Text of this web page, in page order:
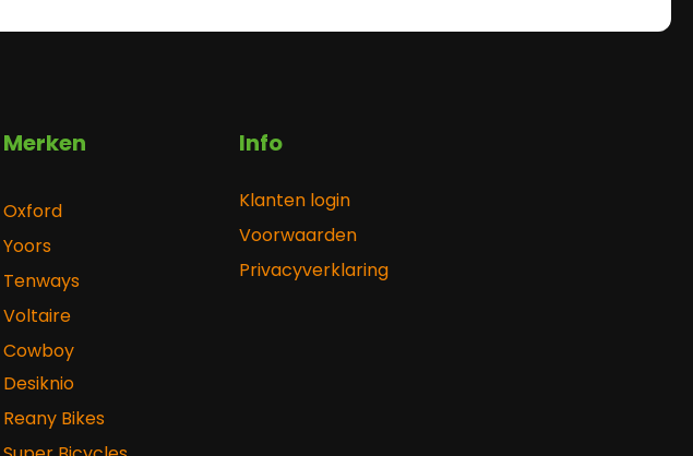
Merken
Oxford
Yoors
Tenways
Voltaire
Cowboy
Desiknio
Reany Bikes
Info
Klanten login
Voorwaarden
Privacyverklaring